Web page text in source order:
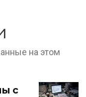
на этом
с